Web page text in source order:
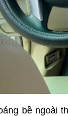
bề ngoài